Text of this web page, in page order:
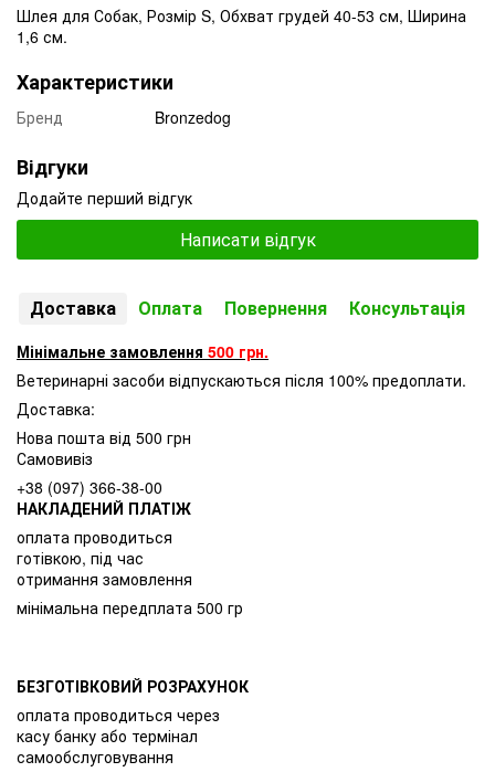
Шлея для Собак, Розмір S, Обхват грудей 40-53 см, Ширина
1,6 см.
Характеристики
Бренд Bronzedog
Відгуки
Додайте перший відгук
Написати відгук
Доставка Оплата Повернення Консультація
Мінімальне замовлення 500 грн.
Ветеринарні засоби відпускаються після 100% предоплати.
Доставка:
Нова пошта від 500 грн
Самовивіз
+38 (097) 366-38-00
НАКЛАДЕНИЙ ПЛАТІЖ
оплата проводиться
готівкою, під час
отримання замовлення
мінімальна передплата 500 гр
БЕЗГОТІВКОВИЙ РОЗРАХУНОК
оплата проводиться через
касу банку або термінал
самообслуговування